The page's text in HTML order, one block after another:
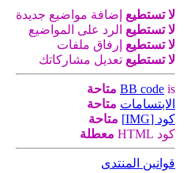
لا تستطيع إضافة مواضيع جديدة
لا تستطيع الرد على المواضيع
لا تستطيع إرفاق ملفات
لا تستطيع تعديل مشاركاتك
BB code is
متاحة
الابتسامات متاحة
كود [IMG]
متاحة
كود HTML
معطلة
قوانين المنتدى